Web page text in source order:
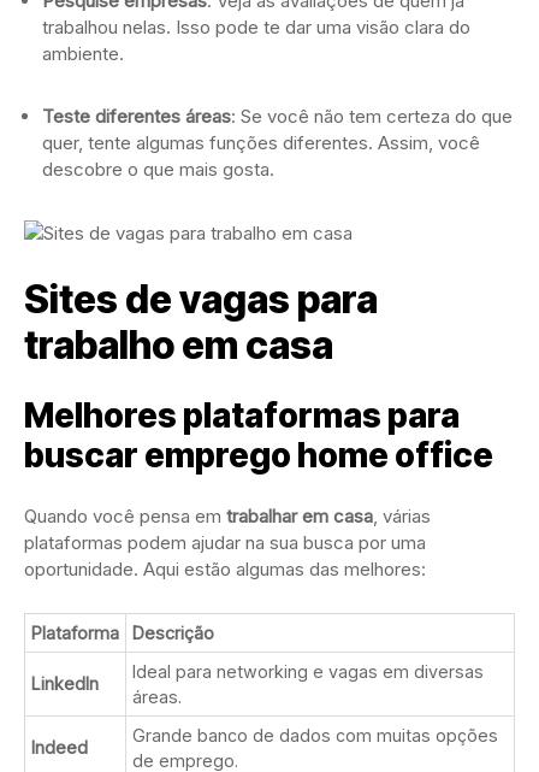
trabalhou nelas. Isso pode te dar uma visão clara do
ambiente.
Teste diferentes áreas: Se você não tem certeza do que
quer, tente algumas funções diferentes. Assim, você
descobre o que mais gosta.
Sites de vagas para
trabalho em casa
Melhores plataformas para
buscar emprego home office
Quando você pensa em trabalhar em casa , várias
plataformas podem ajudar na sua busca por uma
oportunidade. Aqui estão algumas das melhores:
Plataforma Descrição
LinkedIn
Ideal para networking e vagas em diversas
áreas.
Indeed
Grande banco de dados com muitas opções
de emprego.